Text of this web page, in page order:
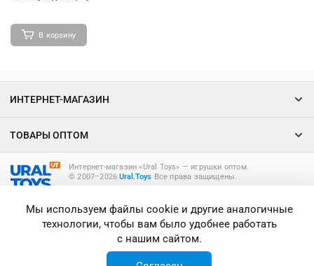
В корзину
Интернет-магазин «Ural Toys» ― игрушки оптом.
© 2007–2026Ural.Toys Все права защищены.
ИНТЕРНЕТ-МАГАЗИН
ТОВАРЫ ОПТОМ
Мы используем файлы cookie и другие аналогичные
технологии, чтобы вам было удобнее работать
с нашим сайтом.